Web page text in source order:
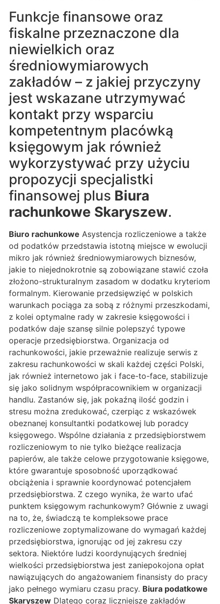
Funkcje finansowe oraz
fiskalne przeznaczone dla
niewielkich oraz
średniowymiarowych
zakładów – z jakiej przyczyny
jest wskazane utrzymywać
kontakt przy wsparciu
kompetentnym placówką
księgowym jak również
wykorzystywać przy użyciu
propozycji specjalistki
finansowej plus Biura
rachunkowe Skaryszew.
Biuro rachunkowe Asystencja rozliczeniowe a także
od podatków przedstawia istotną miejsce w ewolucji
mikro jak również średniowymiarowych biznesów,
jakie to niejednokrotnie są zobowiązane stawić czoła
złożono-strukturalnym zasadom w dodatku kryteriom
formalnym. Kierowanie przedsięwzięć w polskich
warunkach pociąga za sobą z różnymi przeszkodami,
z kolei optymalne rady w zakresie księgowości i
podatków daje szansę silnie polepszyć typowe
operacje przedsiębiorstwa. Organizacja od
rachunkowości, jakie przeważnie realizuje serwis z
zakresu rachunkowości w skali każdej części Polski,
jak również internetowo jak i face-to-face, stabilizuje
się jako solidnym współpracownikiem w organizacji
handlu. Zastanów się, jak pokaźną ilość godzin i
stresu można zredukować, czerpiąc z wskazówek
obeznanej konsultantki podatkowej lub poradcy
księgowego. Wspólne działania z przedsiębiorstwem
rozliczeniowym to nie tylko bieżące realizacja
papierów, ale także celowe przygotowanie księgowe,
które gwarantuje sposobność uporządkować
obciążenia i sprawnie koordynować potencjałem
przedsiębiorstwa. Z czego wynika, że warto ufać
punktem księgowym rachunkowym? Głównie z uwagi
na to, że, świadczą te kompleksowe prace
rozliczeniowe zoptymalizowane do wymagań każdej
przedsiębiorstwa, ignorując od jej zakresu czy
sektora. Niektóre ludzi koordynujących średniej
wielkości przedsiębiorstwa jest zaniepokojona opłat
nawiązujących do angażowaniem finansisty do pracy
jako pełnego wymiaru czasu pracy. Biura podatkowe
Skaryszew Dlatego coraz liczniejsze zakładów